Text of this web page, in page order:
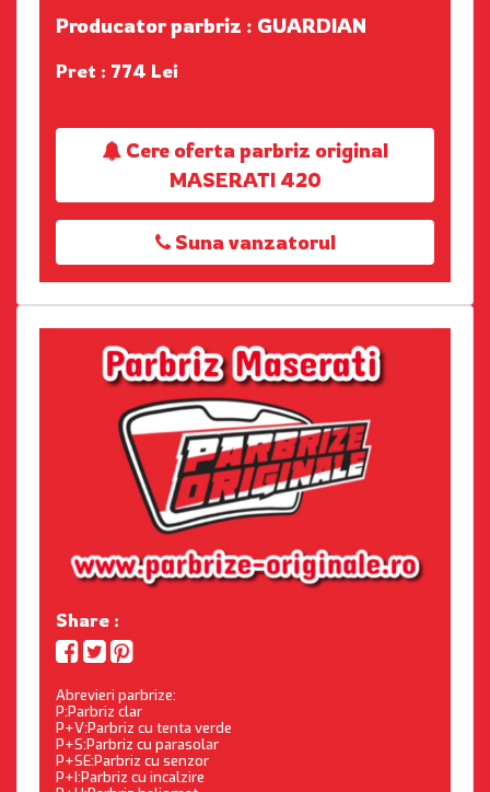
Producator parbriz : GUARDIAN
Pret : 774 Lei
Cere oferta parbriz original
MASERATI 420
Suna vanzatorul
Share :
Abrevieri parbrize:
P:Parbriz clar
P+V:Parbriz cu tenta verde
P+S:Parbriz cu parasolar
P+SE:Parbriz cu senzor
P+I:Parbriz cu incalzire